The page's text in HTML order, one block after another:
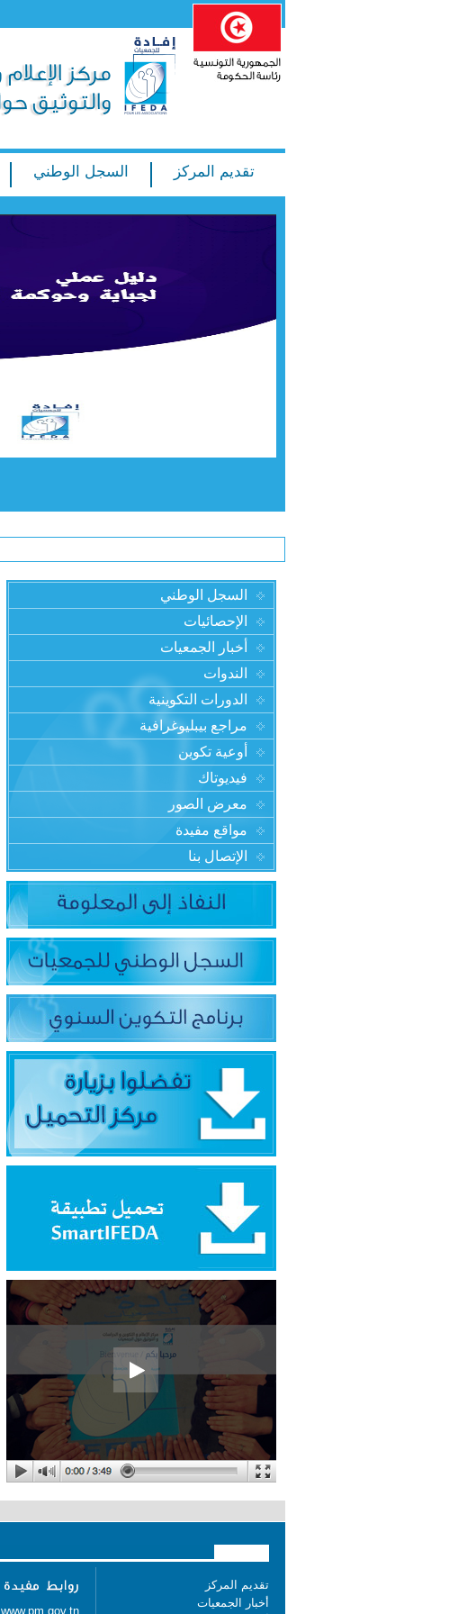
تقديم المركز السجل الوطني
السجل الوطني
الإحصائيات
أخبار الجمعيات
الندوات
الدورات التكوينية
مراجع بيبليوغرافية
أوعية تكوين
فيديوتاك
معرض الصور
مواقع مفيدة
الإتصال بنا
تقديم المركز
أخبار الجمعيات
www.pm.gov.tn